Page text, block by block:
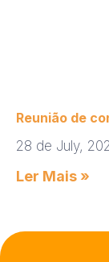
Reunião de
28 de July,
Ler Mais »